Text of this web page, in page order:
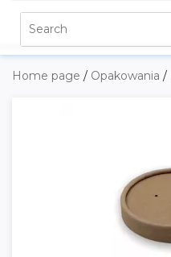
Home page / Opakowania /